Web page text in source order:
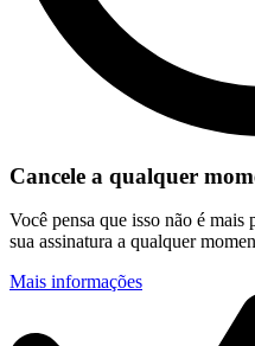
Cancele a qualquer
Você pensa que isso não é mais
sua assinatura a qualquer
Mais informações